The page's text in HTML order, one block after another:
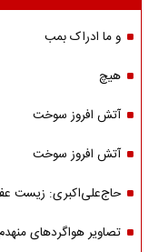
و ما ادراک بمب
هیچ
آتش افروز سوخت
آتش افروز سوخت
حاج‌علی‌اکبری: زیست
تصاویر هواگردهای